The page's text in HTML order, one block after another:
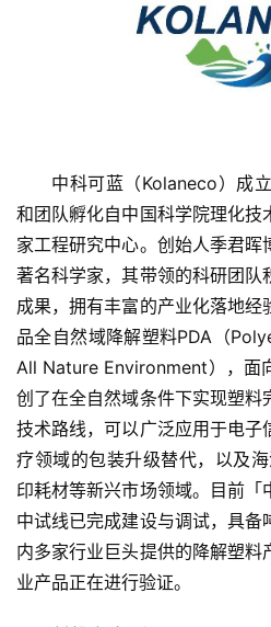
首
页
融
资
报
道
商
业
观
察
中科可蓝（Kolaneco）成
和团队孵化自中国科学院理化技
家工程研究中心。创始人季君晖
著名科学家，其带领的科研团队
成果，拥有丰富的产业化落地经
品全自然域降解塑料PDA（
All Nature Environment），面
创了在全自然域条件下实现塑料
技术路线，可以广泛应用于电子
疗领域的包装升级替代，以及
印耗材等新兴市场领域。目前「
中试线已完成建设与调试，具备
内多家行业巨头提供的降解塑料
业产品正在进行验证。